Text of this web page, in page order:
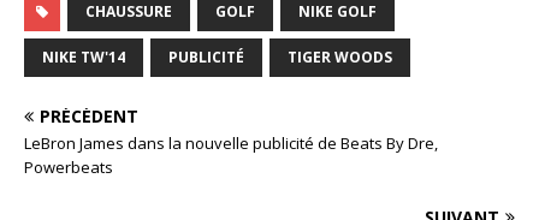
CHAUSSURE GOLF NIKE GOLF
NIKE TW'14 PUBLICITÉ TIGER WOODS
PRÉCÉDENT
LeBron James dans la nouvelle publicité de Beats By Dre,
Powerbeats